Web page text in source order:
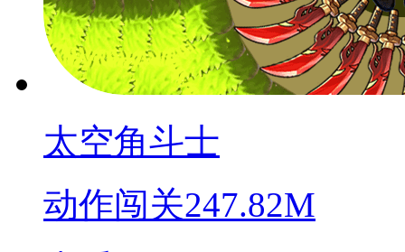
太空角斗士
动作闯关247.82M